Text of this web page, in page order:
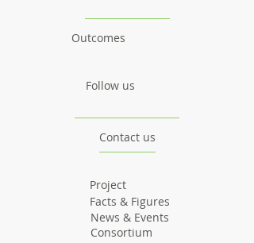
Outcomes
Contact us
Follow us
Project
Facts & Figures
Consortium
News & Events